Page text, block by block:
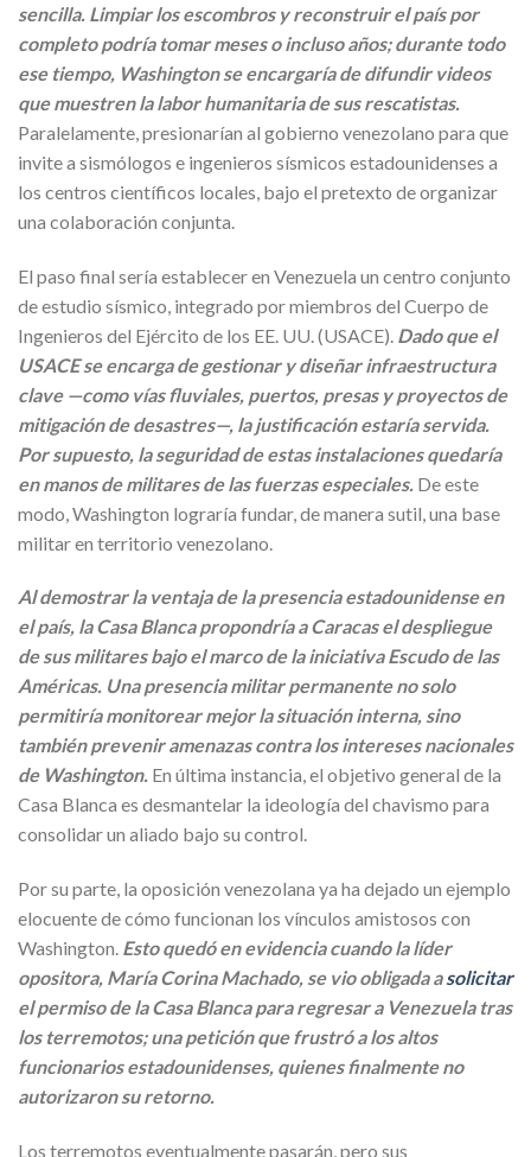
sencilla. Limpiar los escombros y reconstruir el país por
completo podría tomar meses o incluso años; durante todo
ese tiempo, Washington se encargaría de difundir videos
que muestren la labor humanitaria de sus rescatistas.
Paralelamente, presionarían al gobierno venezolano para que
invite a sismólogos e ingenieros sísmicos estadounidenses a
los centros científicos locales, bajo el pretexto de organizar
una colaboración conjunta.
El paso final sería establecer en Venezuela un centro conjunto
de estudio sísmico, integrado por miembros del Cuerpo de
Ingenieros del Ejército de los EE. UU. (USACE). Dado que el
USACE se encarga de gestionar y diseñar infraestructura
clave —como vías fluviales, puertos, presas y proyectos de
mitigación de desastres—, la justificación estaría servida.
Por supuesto, la seguridad de estas instalaciones quedaría
en manos de militares de las fuerzas especiales. De este
modo, Washington lograría fundar, de manera sutil, una base
militar en territorio venezolano.
Al demostrar la ventaja de la presencia estadounidense en
el país, la Casa Blanca propondría a Caracas el despliegue
de sus militares bajo el marco de la iniciativa Escudo de las
Américas. Una presencia militar permanente no solo
permitiría monitorear mejor la situación interna, sino
también prevenir amenazas contra los intereses nacionales
de Washington. En última instancia, el objetivo general de la
Casa Blanca es desmantelar la ideología del chavismo para
consolidar un aliado bajo su control.
Por su parte, la oposición venezolana ya ha dejado un ejemplo
elocuente de cómo funcionan los vínculos amistosos con
Washington. Esto quedó en evidencia cuando la líder
opositora, María Corina Machado, se vio obligada asolicitar
el permiso de la Casa Blanca para regresar a Venezuela tras
los terremotos; una petición que frustró a los altos
funcionarios estadounidenses, quienes finalmente no
autorizaron su retorno.
Los terremotos eventualmente pasarán, pero sus